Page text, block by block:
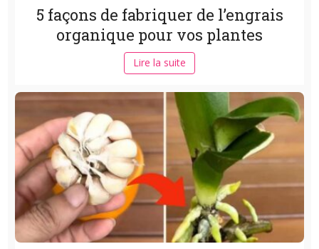
5 façons de fabriquer de l’engrais
organique pour vos plantes
Lire la suite